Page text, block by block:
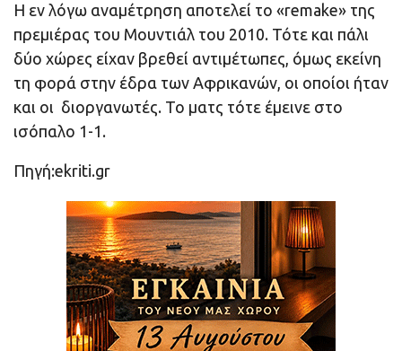
Η εν λόγω αναμέτρηση αποτελεί το «remake» της
πρεμιέρας του Μουντιάλ του 2010. Τότε και πάλι
δύο χώρες είχαν βρεθεί αντιμέτωπες, όμως εκείνη
τη φορά στην έδρα των Αφρικανών, οι οποίοι ήταν
και οι διοργανωτές. Το ματς τότε έμεινε στο
ισόπαλο 1-1.
Πηγή:ekriti.gr